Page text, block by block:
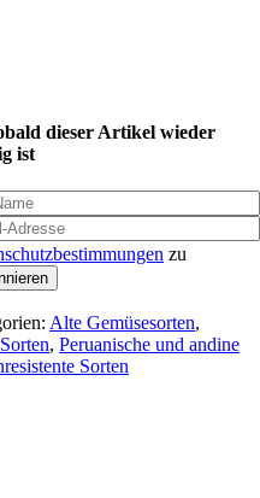
dieser Artikel wieder
ist
zu
Alte Gemüsesorten,
, Peruanische und andine
Sorten